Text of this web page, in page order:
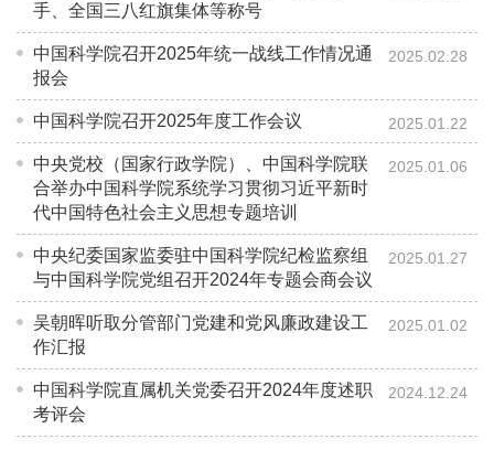
手、全国三八红旗集体等称号
中国科学院召开2025年统一战线工作情况通
报会
2025.02.28
中国科学院召开2025年度工作会议 2025.01.22
中央党校（国家行政学院）、中国科学院联
合举办中国科学院系统学习贯彻习近平新时
代中国特色社会主义思想专题培训
2025.01.06
中央纪委国家监委驻中国科学院纪检监察组
与中国科学院党组召开2024年专题会商会议
2025.01.27
吴朝晖听取分管部门党建和党风廉政建设工
作汇报
2025.01.02
中国科学院直属机关党委召开2024年度述职
考评会
2024.12.24